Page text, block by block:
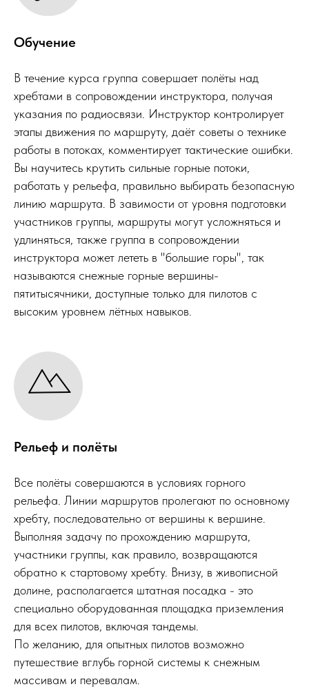
Обучение
В течение курса группа совершает полёты над
хребтами в сопровождении инструктора, получая
указания по радиосвязи. Инструктор контролирует
этапы движения по маршруту, даёт советы о технике
работы в потоках, комментирует тактические ошибки.
Вы научитесь крутить сильные горные потоки,
работать у рельефа, правильно выбирать безопасную
линию маршрута. В завимости от уровня подготовки
участников группы, маршруты могут усложняться и
удлиняться, также группа в сопровождении
инструктора может лететь в "большие горы", так
называются снежные горные вершины-
пятитысячники, доступные только для пилотов с
высоким уровнем лётных навыков.
Рельеф и полёты
Все полёты совершаются в условиях горного
рельефа. Линии маршрутов пролегают по основному
хребту, последовательно от вершины к вершине.
Выполняя задачу по прохождению маршрута,
участники группы, как правило, возвращаются
обратно к стартовому хребту. Внизу, в живописной
долине, располагается штатная посадка - это
специально оборудованная площадка приземления
для всех пилотов, включая тандемы.
По желанию, для опытных пилотов возможно
путешествие вглубь горной системы к снежным
массивам и перевалам.